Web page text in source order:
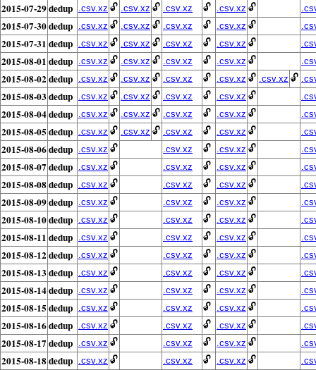
2015-07-29dedup .csv.xz 🔓 .csv.xz 🔓 .csv.xz 🔓 .csv.xz 🔓
2015-07-30dedup .csv.xz 🔓 .csv.xz 🔓 .csv.xz 🔓 .csv.xz 🔓
2015-07-31 dedup .csv.xz 🔓 .csv.xz 🔓 .csv.xz 🔓 .csv.xz 🔓
2015-08-01 dedup .csv.xz 🔓 .csv.xz 🔓 .csv.xz 🔓 .csv.xz 🔓
2015-08-02dedup .csv.xz 🔓 .csv.xz 🔓 .csv.xz 🔓 .csv.xz 🔓 .csv.xz 🔓
2015-08-03dedup .csv.xz 🔓 .csv.xz 🔓 .csv.xz 🔓 .csv.xz 🔓
2015-08-04dedup .csv.xz 🔓 .csv.xz 🔓 .csv.xz 🔓 .csv.xz 🔓
2015-08-05 dedup .csv.xz 🔓 .csv.xz 🔓 .csv.xz 🔓 .csv.xz 🔓
2015-08-06dedup .csv.xz 🔓 .csv.xz 🔓 .csv.xz 🔓
2015-08-07dedup .csv.xz 🔓 .csv.xz 🔓 .csv.xz 🔓
2015-08-08dedup .csv.xz 🔓 .csv.xz 🔓 .csv.xz 🔓
2015-08-09dedup .csv.xz 🔓 .csv.xz 🔓 .csv.xz 🔓
2015-08-10dedup .csv.xz 🔓 .csv.xz 🔓 .csv.xz 🔓
2015-08-11 dedup .csv.xz 🔓 .csv.xz 🔓 .csv.xz 🔓
2015-08-12dedup .csv.xz 🔓 .csv.xz 🔓 .csv.xz 🔓
2015-08-13dedup .csv.xz 🔓 .csv.xz 🔓 .csv.xz 🔓
2015-08-14dedup .csv.xz 🔓 .csv.xz 🔓 .csv.xz 🔓
2015-08-15 dedup .csv.xz 🔓 .csv.xz 🔓 .csv.xz 🔓
2015-08-16dedup .csv.xz 🔓 .csv.xz 🔓 .csv.xz 🔓
2015-08-17dedup .csv.xz 🔓 .csv.xz 🔓 .csv.xz 🔓
2015-08-18dedup .csv.xz 🔓 .csv.xz 🔓 .csv.xz 🔓